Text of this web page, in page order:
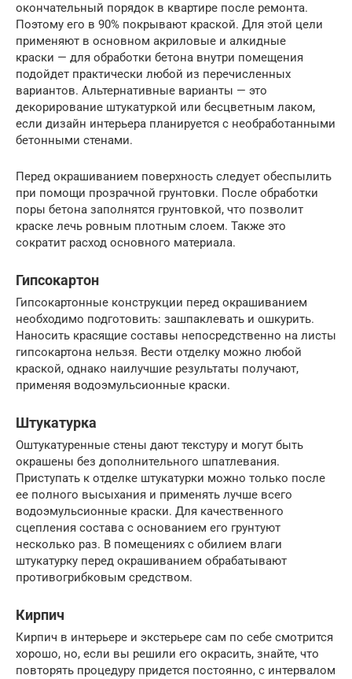
окончательный порядок в квартире после ремонта.
Поэтому его в 90% покрывают краской. Для этой цели
применяют в основном акриловые и алкидные
краски — для обработки бетона внутри помещения
подойдет практически любой из перечисленных
вариантов. Альтернативные варианты — это
декорирование штукатуркой или бесцветным лаком,
если дизайн интерьера планируется с необработанными
бетонными стенами.
Перед окрашиванием поверхность следует обеспылить
при помощи прозрачной грунтовки. После обработки
поры бетона заполнятся грунтовкой, что позволит
краске лечь ровным плотным слоем. Также это
сократит расход основного материала.
Гипсокартон
Гипсокартонные конструкции перед окрашиванием
необходимо подготовить: зашпаклевать и ошкурить.
Наносить красящие составы непосредственно на листы
гипсокартона нельзя. Вести отделку можно любой
краской, однако наилучшие результаты получают,
применяя водоэмульсионные краски.
Штукатурка
Оштукатуренные стены дают текстуру и могут быть
окрашены без дополнительного шпатлевания.
Приступать к отделке штукатурки можно только после
ее полного высыхания и применять лучше всего
водоэмульсионные краски. Для качественного
сцепления состава с основанием его грунтуют
несколько раз. В помещениях с обилием влаги
штукатурку перед окрашиванием обрабатывают
противогрибковым средством.
Кирпич
Кирпич в интерьере и экстерьере сам по себе смотрится
хорошо, но, если вы решили его окрасить, знайте, что
повторять процедуру придется постоянно, с интервалом